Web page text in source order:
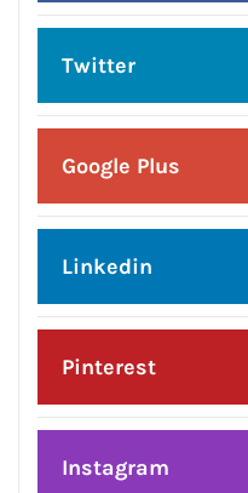
लायंस क्लब
भव्य तीज महोत्सव*
Posted On:8 Aug 2026
प्रदेश उपाध्यक्ष
केंद्रीय विधानसभा
पदाधिकारियों ने